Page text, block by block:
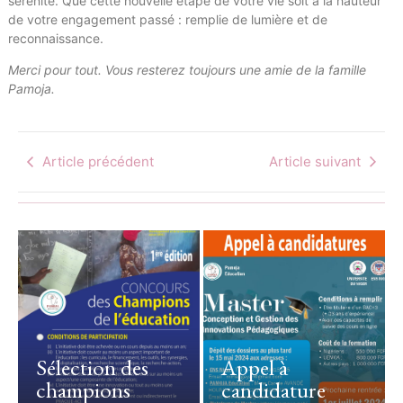
de votre engagement passé : remplie de lumière et de
reconnaissance.
Merci pour tout. Vous resterez toujours une amie de la famille
Pamoja.
Article précédent Article suivant
Sélection des
champions
Appel à
candidature
Regarder en
avancer : l’ICAE
célèbre les 50
ans de sa
Première
Assemblée
mondiale
By
Armel Dotou
Une cérémonie
d’ouverture sous
le signe de la
coopération
régionale